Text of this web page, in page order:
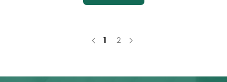
Page
Précédent
You're currently reading page
1 Page
2